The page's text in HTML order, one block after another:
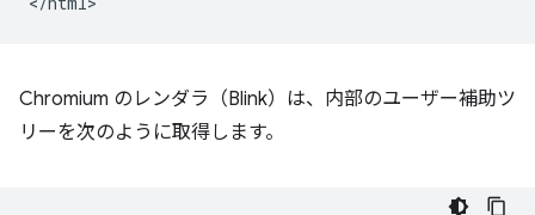
Chromium のレンダラ（Blink）は、内部のユーザー補助ツ
リーを次のように取得します。